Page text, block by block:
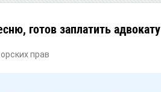
готов заплатить адвокату
прав